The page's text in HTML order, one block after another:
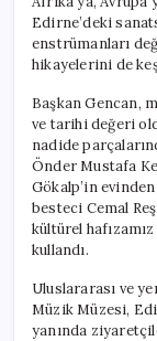
Edirne’deki
enstrümanları
hikayelerini de
Başkan Gencan,
ve tarihi değeri
nadide
Önder Mustafa
Gökalp’in
besteci Cemal
kültürel
kullandı.
Uluslararası ve
Müzik Müzesi,
yanında